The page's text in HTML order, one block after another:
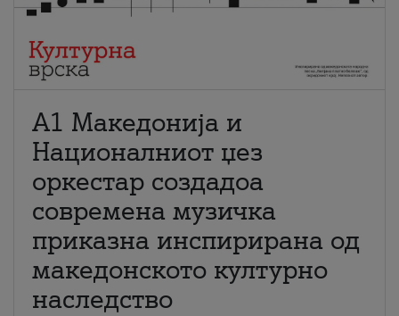
А1 Македонија и
Националниот џез
оркестар создадоа
современа музичка
приказна инспирирана од
македонското културно
наследство